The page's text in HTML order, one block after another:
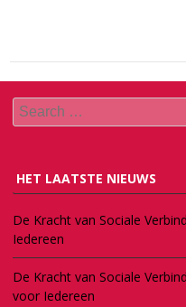
Search
HET LAATSTE NIEUWS
De Kracht van Sociale
Iedereen
De Kracht van Sociale
voor Iedereen